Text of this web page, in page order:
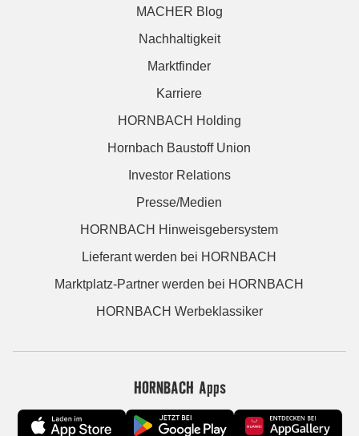
MACHER Blog
Nachhaltigkeit
Marktfinder
Karriere
HORNBACH Holding
Hornbach Baustoff Union
Investor Relations
Presse/Medien
HORNBACH Hinweisgebersystem
Lieferant werden bei HORNBACH
Marktplatz-Partner werden bei HORNBACH
HORNBACH Werbeklassiker
HORNBACH Apps